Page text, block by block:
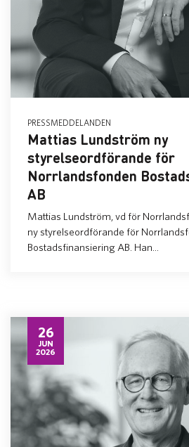
PRESSMEDDELANDEN
Mattias Lundström ny
styrelseordförande för
Norrlandsfonden
AB
Mattias Lundström, vd för
ny styrelseordförande för
Bostadsfinansiering AB. Han...
26
JUN
2026